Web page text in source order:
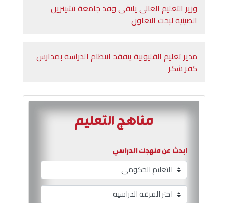
وزير التعليم العالى يلتقى وفد جامعة تشينزين
الصينية لبحث التعاون
مدير تعليم القليوبية يتفقد انتظام الدراسة بمدارس
كفر شكر
مناهج التعليم
ابحث عن منهجك الدراسي